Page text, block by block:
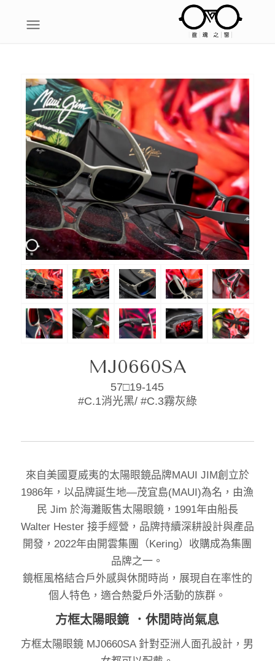
MJ0660SA
57□19-145
#C.1消光黑/ #C.3霧灰綠
來自美國夏威夷的太陽眼鏡品牌MAUI JIM創立於
1986年，以品牌誕生地—茂宜島(MAUI)為名，由漁
民 Jim 於海灘販售太陽眼鏡，1991年由船長
Walter Hester 接手經營，品牌持續深耕設計與產品
開發，2022年由開雲集團（Kering）收購成為集團
品牌之一。
鏡框風格結合戶外感與休閒時尚，展現自在率性的
個人特色，適合熱愛戶外活動的族群。
方框太陽眼鏡 ．休閒時尚氣息
方框太陽眼鏡 MJ0660SA 針對亞洲人面孔設計，男